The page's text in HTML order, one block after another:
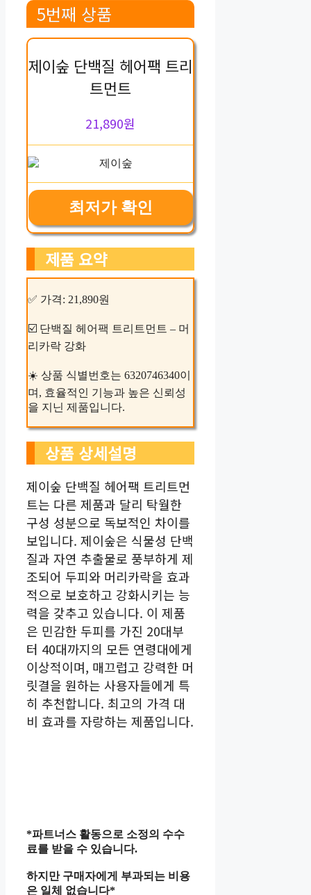
5번째 상품
제이숲 단백질 헤어팩 트리
트먼트
21,890원
최저가 확인
제품 요약
✅ 가격: 21,890원
☑️ 단백질 헤어팩 트리트먼트 – 머
리카락 강화
☀️ 상품 식별번호는 6320746340이
며, 효율적인 기능과 높은 신뢰성
을 지닌 제품입니다.
상품 상세설명
제이숲 단백질 헤어팩 트리트먼
트는 다른 제품과 달리 탁월한
구성 성분으로 독보적인 차이를
보입니다. 제이숲은 식물성 단백
질과 자연 추출물로 풍부하게 제
조되어 두피와 머리카락을 효과
적으로 보호하고 강화시키는 능
력을 갖추고 있습니다. 이 제품
은 민감한 두피를 가진 20대부
터 40대까지의 모든 연령대에게
이상적이며, 매끄럽고 강력한 머
릿결을 원하는 사용자들에게 특
히 추천합니다. 최고의 가격 대
비 효과를 자랑하는 제품입니다.
*파트너스 활동으로 소정의 수수
료를 받을 수 있습니다.
하지만 구매자에게 부과되는 비용
은 일체 없습니다*